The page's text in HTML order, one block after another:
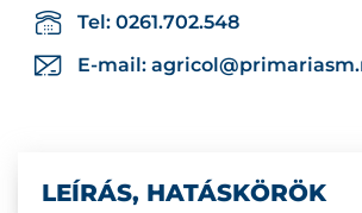
Tel: 0261.702.548
E-mail:
LEÍRÁS, HATÁSKÖRÖK